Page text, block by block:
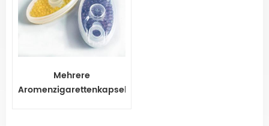
Mehrere
Aromenzigarettenkapsel